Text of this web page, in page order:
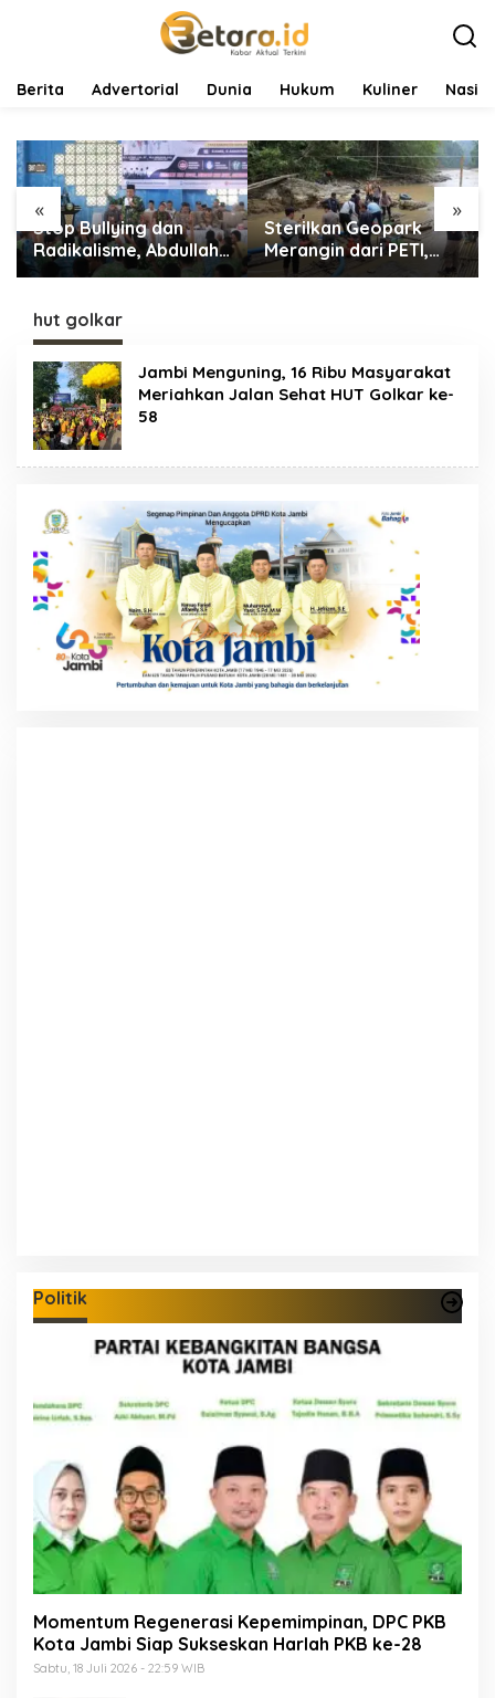
Berita Advertorial Dunia Hukum Kuliner
« »
Stop Bullying dan
Radikalisme, Abdullah
Sani Dorong Siswa
Bangsa
Sterilkan Geopark
Merangin dari PETI,
Tim Gabungan
hut golkar
Jambi Menguning, 16 Ribu Masyarakat
Meriahkan Jalan Sehat HUT Golkar ke-
58
Politik
Momentum Regenerasi Kepemimpinan, DPC PKB
Kota Jambi Siap Sukseskan Harlah PKB ke-28
Sabtu, 18 Juli 2026 - 22:59 WIB